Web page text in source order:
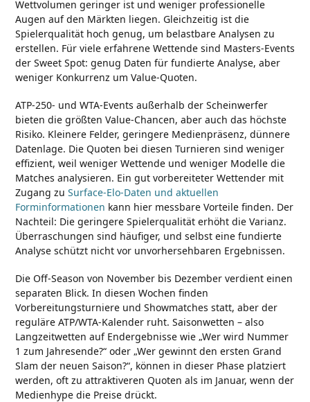
Wettvolumen geringer ist und weniger professionelle
Augen auf den Märkten liegen. Gleichzeitig ist die
Spielerqualität hoch genug, um belastbare Analysen zu
erstellen. Für viele erfahrene Wettende sind Masters-Events
der Sweet Spot: genug Daten für fundierte Analyse, aber
weniger Konkurrenz um Value-Quoten.
ATP-250- und WTA-Events außerhalb der Scheinwerfer
bieten die größten Value-Chancen, aber auch das höchste
Risiko. Kleinere Felder, geringere Medienpräsenz, dünnere
Datenlage. Die Quoten bei diesen Turnieren sind weniger
effizient, weil weniger Wettende und weniger Modelle die
Matches analysieren. Ein gut vorbereiteter Wettender mit
Zugang zu Surface-Elo-Daten und aktuellen
Forminformationen kann hier messbare Vorteile finden. Der
Nachteil: Die geringere Spielerqualität erhöht die Varianz.
Überraschungen sind häufiger, und selbst eine fundierte
Analyse schützt nicht vor unvorhersehbaren Ergebnissen.
Die Off-Season von November bis Dezember verdient einen
separaten Blick. In diesen Wochen finden
Vorbereitungsturniere und Showmatches statt, aber der
reguläre ATP/WTA-Kalender ruht. Saisonwetten – also
Langzeitwetten auf Endergebnisse wie „Wer wird Nummer
1 zum Jahresende?“ oder „Wer gewinnt den ersten Grand
Slam der neuen Saison?“, können in dieser Phase platziert
werden, oft zu attraktiveren Quoten als im Januar, wenn der
Medienhype die Preise drückt.